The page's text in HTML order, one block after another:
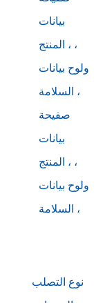
بيانات
المنتج ، ،
ولوح بيانات
السلامة ،
صفيحة
بيانات
المنتج ، ،
ولوح بيانات
السلامة ،
نوع التصلب